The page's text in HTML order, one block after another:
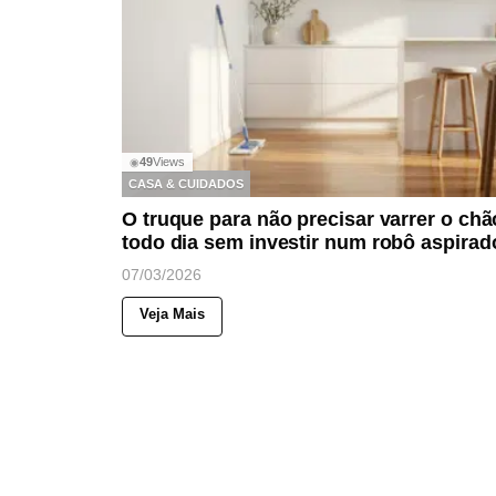
◉49Views
CASA & CUIDADOS
O truque para não precisar varrer o
todo dia sem investir num robô
07/03/2026
Veja Mais